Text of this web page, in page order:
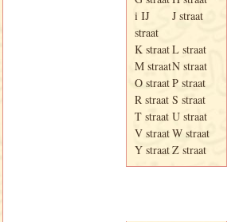
i IJ
straat
J straat
K straatL straat
M straatN straat
O straatP straat
R straat S straat
T straat U straat
V straatW straat
Y straatZ straat